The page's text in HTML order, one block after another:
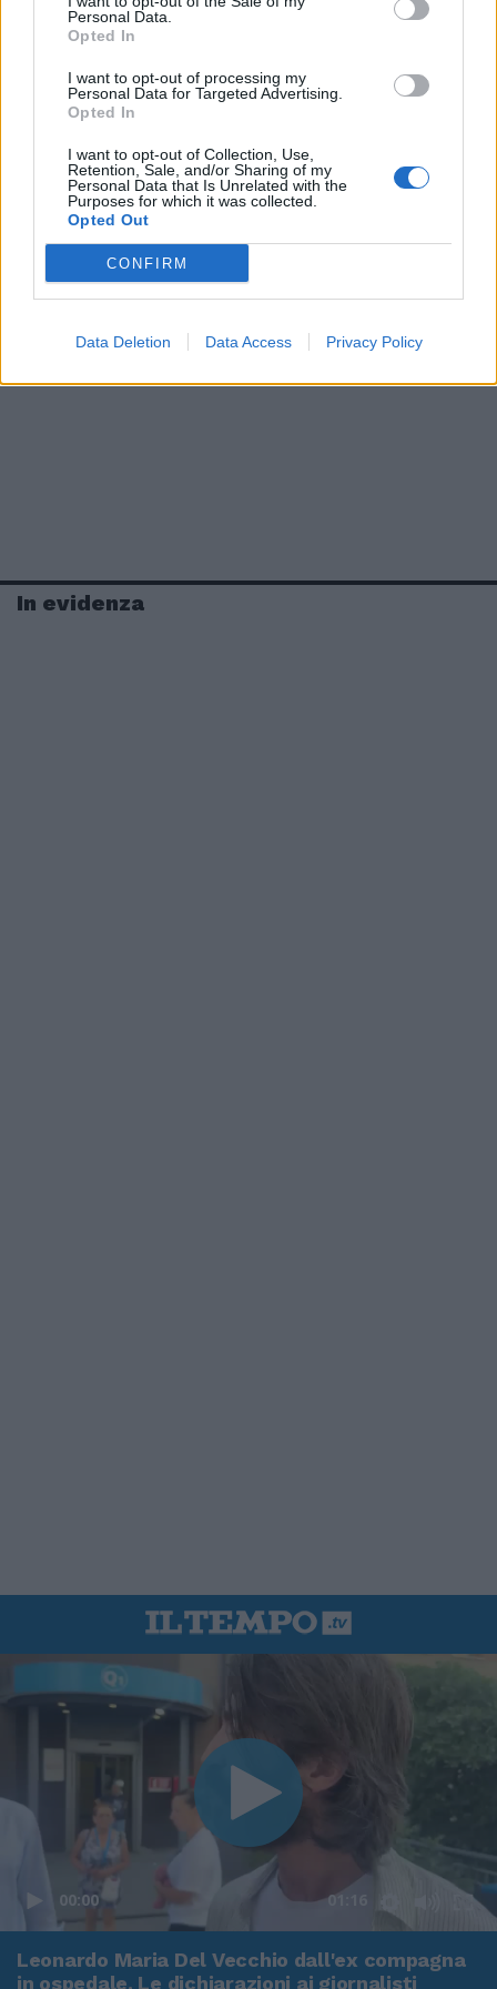
Personal Data.
Opted In
I want to opt-out of processing my
Personal Data for Targeted Advertising.
Opted In
I want to opt-out of Collection, Use,
Retention, Sale, and/or Sharing of my
Personal Data that Is Unrelated with the
Purposes for which it was collected.
Opted Out
CONFIRM
Data Deletion Data Access Privacy Policy
In evidenza
00:00 01:16
Leonardo Maria Del Vecchio dall'ex compagna
in ospedale. Le dichiarazioni ai giornalisti